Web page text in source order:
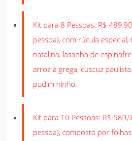
Kit para 8 Pessoas: R$
pessoa), com rúcula
natalina, lasanha de
arroz à grega, cuscuz
pudim ninho.
Kit para 10 Pessoas: R$
pessoa), composto por